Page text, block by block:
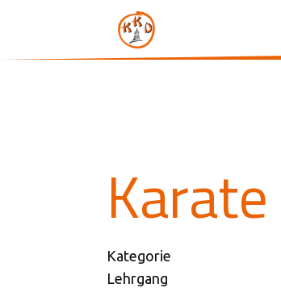
Kategorie
Lehrgang